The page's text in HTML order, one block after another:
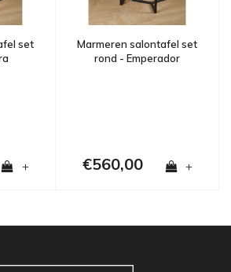
set
+
Marmeren salontafel set
rond - Emperador
€560,00 +